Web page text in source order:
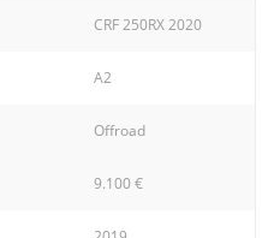
CRF 250RX 2020
A2
Offroad
9.100 €